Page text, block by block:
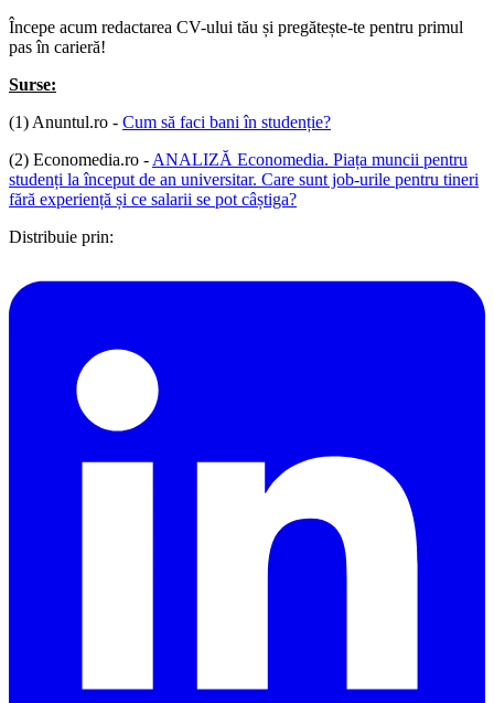
Începe acum redactarea CV-ului tău și pregătește-te pentru primul
pas în carieră!
Surse:
(1) Anuntul.ro - Cum să faci bani în studenție?
(2) Economedia.ro - ANALIZĂ Economedia. Piața muncii pentru
studenți la început de an universitar. Care sunt job-urile pentru tineri
fără experiență și ce salarii se pot câștiga?
Distribuie prin: